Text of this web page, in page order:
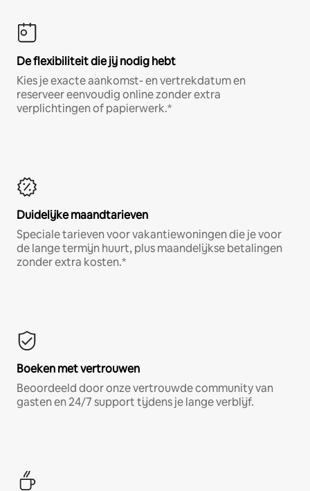
De flexibiliteit die jij nodig hebt
Kies je exacte aankomst- en vertrekdatum en
reserveer eenvoudig online zonder extra
verplichtingen of papierwerk.*
Duidelijke maandtarieven
Speciale tarieven voor vakantiewoningen die je voor
de lange termijn huurt, plus maandelijkse betalingen
zonder extra kosten.*
Boeken met vertrouwen
Beoordeeld door onze vertrouwde community van
gasten en 24/7 support tijdens je lange verblijf.